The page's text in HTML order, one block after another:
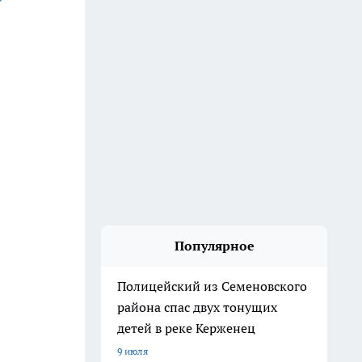
Популярное
Полицейский из Семеновского
района спас двух тонущих
детей в реке Керженец
9 июля